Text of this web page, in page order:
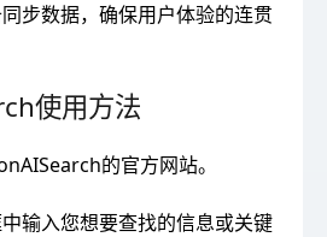
步数据，确保用户体验的连贯
使用方法
的官方网站。
输入您想要查找的信息或关键